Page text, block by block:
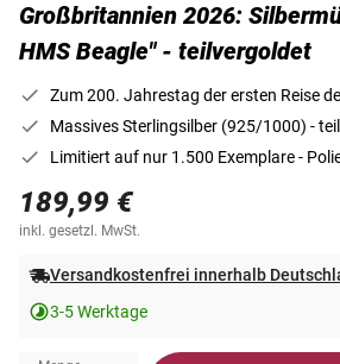
Großbritannien 2026:
HMS Beagle" - teilvergoldet
Zum 200. Jahrestag der ersten Reise
Massives Sterlingsilber (925/1000) -
Limitiert auf nur 1.500 Exemplare -
189,99 €
inkl. gesetzl. MwSt.
Versandkostenfrei innerhalb
3-5 Werktage